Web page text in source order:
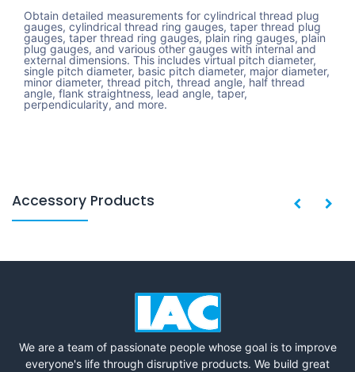
Obtain detailed measurements for cylindrical thread plug
gauges, cylindrical thread ring gauges, taper thread plug
gauges, taper thread ring gauges, plain ring gauges, plain
plug gauges, and various other gauges with internal and
external dimensions. This includes virtual pitch diameter,
single pitch diameter, basic pitch diameter, major diameter,
minor diameter, thread pitch, thread angle, half thread
angle, flank straightness, lead angle, taper,
perpendicularity, and more.
Accessory Products
We are a team of passionate people whose goal is to improve
everyone's life through disruptive products. We build great